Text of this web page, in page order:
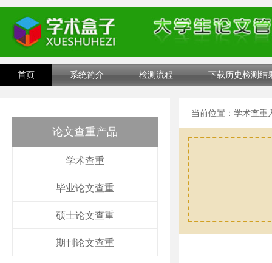
首页 系统简介 检测流程 下载历史检测结
论文查重产品
学术查重
毕业论文查重
硕士论文查重
期刊论文查重
当前位置： 学术查重